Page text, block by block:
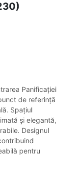
Panificației
de referință
Spațiul
și elegantă,
Designul
pentru